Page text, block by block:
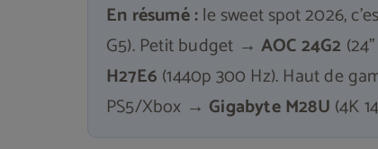
En résumé :le sweet spot 2026,
G5). Petit budget → AOC 24G2
H27E6 (1440p 300 Hz). Haut de
PS5/Xbox → Gigabyte M28U (4K